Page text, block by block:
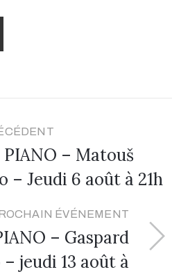
PIANO – Matouš
– Jeudi 6 août à 21h
ÉVÉNEMENT
– Gaspard
jeudi 13 août à